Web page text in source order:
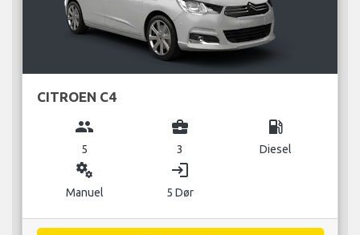
CITROEN C4
group
5
business_center
3
local_gas_station
Diesel
miscellaneous_services
Manuel
login
5 Dør